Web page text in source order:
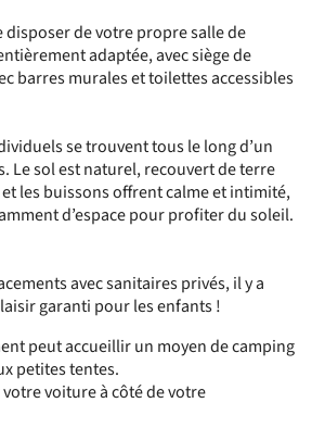
disposer de votre propre salle de
adaptée, avec siège de
barres murales et toilettes accessibles
se trouvent tous le long d’un
Le sol est naturel, recouvert de terre
les buissons offrent calme et intimité,
d’espace pour profiter du soleil.
avec sanitaires privés, il y a
garanti pour les enfants !
peut accueillir un moyen de camping
petites tentes.
voiture à côté de votre